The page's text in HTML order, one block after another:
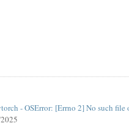
- OSError: [Errno 2] No such file